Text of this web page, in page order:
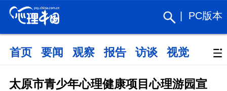
PC版本
首页 要闻 观察 报告 访谈 视觉 政策
太原市青少年心理健康项目心理游园宣